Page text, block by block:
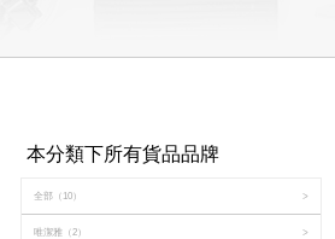
本分類下所有貨品品牌
全部 （10） >
唯潔雅 （2） >